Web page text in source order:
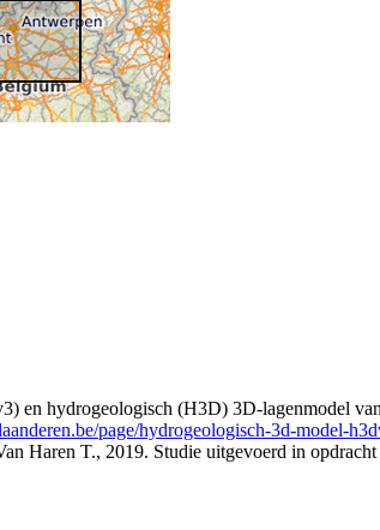
en hydrogeologisch (H3D) 3D-lagenmodel
page/hydrogeologisch-3d-model-
Haren T., 2019. Studie uitgevoerd in